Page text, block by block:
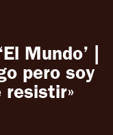
Mundo’ |
pero soy
resistir»